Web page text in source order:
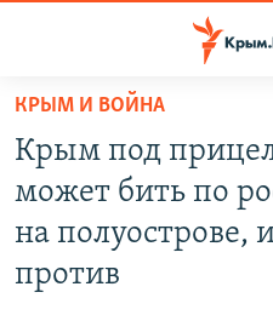
Вернуться
основному
содержанию
главной
СПЕЦПРОЕКТЫ
КРЫМ И ВОЙНА
Крым под
может бить по
на
против